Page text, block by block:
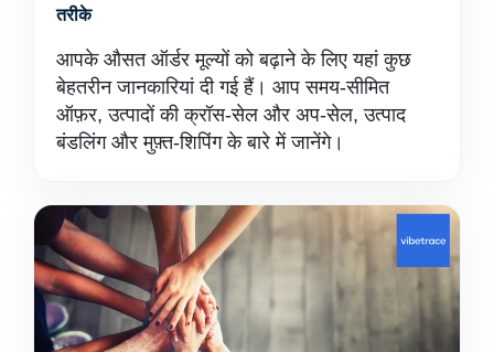
तरीके
आपके औसत ऑर्डर मूल्यों को बढ़ाने के लिए यहां कुछ
बेहतरीन जानकारियां दी गई हैं। आप समय-सीमित
ऑफ़र, उत्पादों की क्रॉस-सेल और अप-सेल, उत्पाद
बंडलिंग और मुफ़्त-शिपिंग के बारे में जानेंगे।